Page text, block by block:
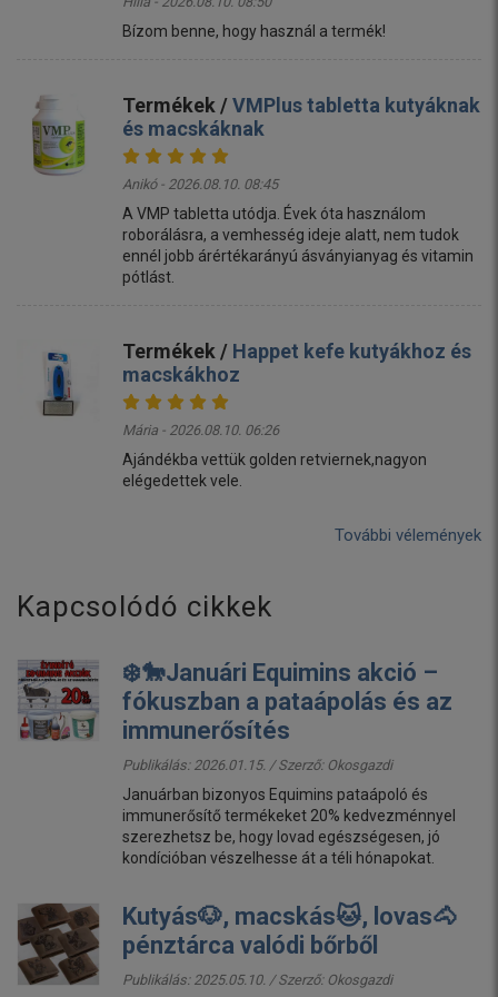
Bízom benne, hogy használ a termék!
Termékek /VMPlus tabletta kutyáknak
és macskáknak
Anikó - 2026.08.10. 08:45
A VMP tabletta utódja. Évek óta használom
roborálásra, a vemhesség ideje alatt, nem tudok
ennél jobb árértékarányú ásványianyag és vitamin
pótlást.
Termékek / Happet kefe kutyákhoz és
macskákhoz
Mária - 2026.08.10. 06:26
Ajándékba vettük golden retviernek,nagyon
elégedettek vele.
További vélemények
Kapcsolódó cikkek
❄️🐎Januári Equimins akció –
fókuszban a pataápolás és az
immunerősítés
Publikálás: 2026.01.15. / Szerző: Okosgazdi
Januárban bizonyos Equimins pataápoló és
immunerősítő termékeket 20% kedvezménnyel
szerezhetsz be, hogy lovad egészségesen, jó
kondícióban vészelhesse át a téli hónapokat.
Kutyás🐶, macskás🐱, lovas🐴
pénztárca valódi bőrből
Publikálás: 2025.05.10. / Szerző: Okosgazdi